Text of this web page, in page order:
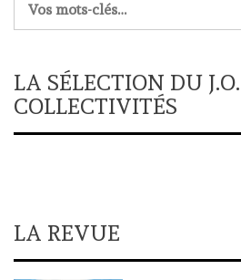
LA SÉLECTION DU
COLLECTIVITÉS
LA REVUE